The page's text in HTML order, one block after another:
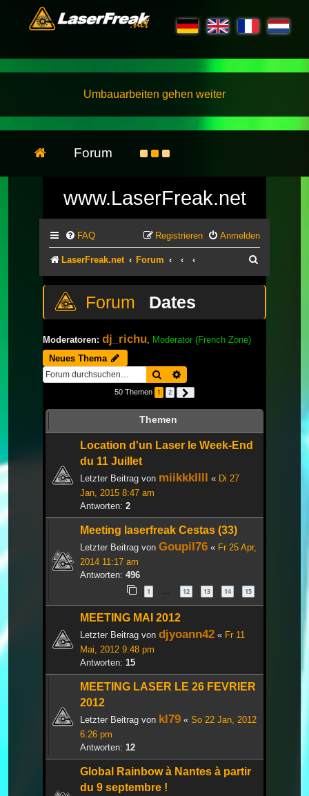
Umbauarbeiten gehen weiter
Forum
www.LaserFreak.net
FAQ Anmelden
Registrieren
LaserFreak.net Forum
Dates
Moderatoren: dj_richu Moderator (French Zone)
Neues Thema
Suche
50 Themen 1 2
Themen
Location d'un Laser le Week-End
du 11 Juillet
Letzter Beitrag von miikkkllll « Di 27
Jan, 2015 8:47 am
Antworten: 2
Meeting laserfreak Cestas (33)
Letzter Beitrag von Goupil76 « Fr 25 Apr,
2014 11:17 am
Antworten: 496
1 … 12 13 14 15
MEETING MAI 2012
Letzter Beitrag von djyoann42 « Fr 11
Mai, 2012 9:48 pm
Antworten: 15
MEETING LASER LE 26 FEVRIER
2012
Letzter Beitrag von kl79 « So 22 Jan, 2012
6:26 pm
Antworten: 12
Global Rainbow à Nantes à partir
du 9 septembre !